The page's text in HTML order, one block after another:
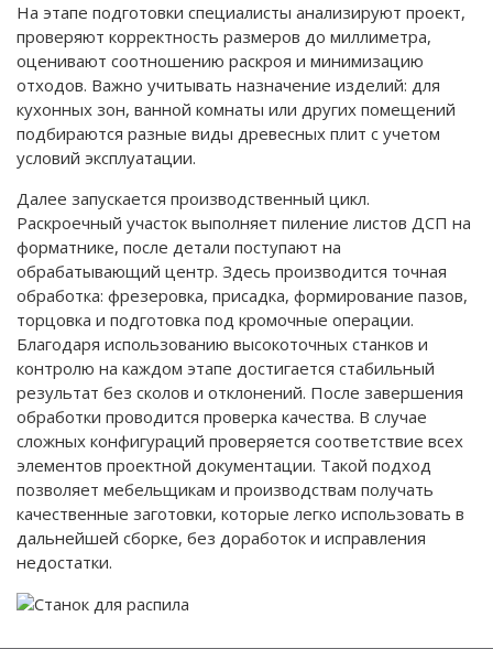
На этапе подготовки специалисты анализируют проект,
проверяют корректность размеров до миллиметра,
оценивают соотношению раскроя и минимизацию
отходов. Важно учитывать назначение изделий: для
кухонных зон, ванной комнаты или других помещений
подбираются разные виды древесных плит с учетом
условий эксплуатации.
Далее запускается производственный цикл.
Раскроечный участок выполняет пиление листов ДСП на
форматнике, после детали поступают на
обрабатывающий центр. Здесь производится точная
обработка: фрезеровка, присадка, формирование пазов,
торцовка и подготовка под кромочные операции.
Благодаря использованию высокоточных станков и
контролю на каждом этапе достигается стабильный
результат без сколов и отклонений. После завершения
обработки проводится проверка качества. В случае
сложных конфигураций проверяется соответствие всех
элементов проектной документации. Такой подход
позволяет мебельщикам и производствам получать
качественные заготовки, которые легко использовать в
дальнейшей сборке, без доработок и исправления
недостатки.